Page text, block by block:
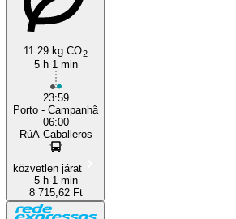
11.29 kg CO2
5 h 1 min
23:59
Porto - Campanhã
06:00
RúA Caballeros
közvetlen járat
5 h 1 min
8 715,62 Ft